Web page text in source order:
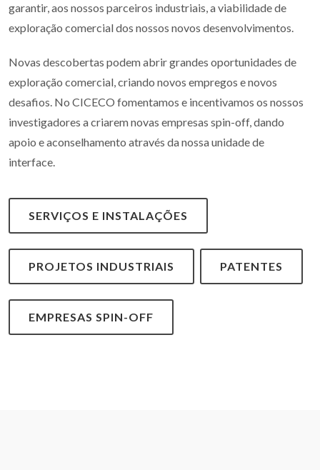
garantir, aos nossos parceiros industriais, a viabilidade de
exploração comercial dos nossos novos desenvolvimentos.
Novas descobertas podem abrir grandes oportunidades de
exploração comercial, criando novos empregos e novos
desafios. No CICECO fomentamos e incentivamos os nossos
investigadores a criarem novas empresas spin-off, dando
apoio e aconselhamento através da nossa unidade de
interface.
SERVIÇOS E INSTALAÇÕES
PROJETOS INDUSTRIAIS PATENTES
EMPRESAS SPIN-OFF